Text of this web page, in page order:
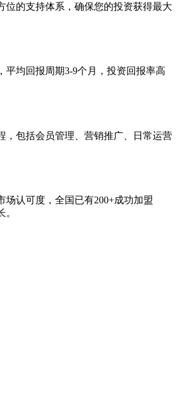
位的支持体系，确保您的投资获得最大
平均回报周期3-9个月，投资回报率高
，包括会员管理、营销推广、日常运营
场认可度，全国已有200+成功加盟